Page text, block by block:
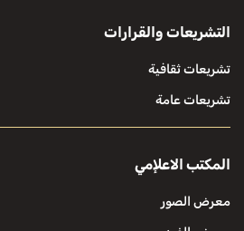
التشريعات والقرارات
تشريعات ثقافية
تشريعات عامة
المكتب الاعلإمي
معرض الصور